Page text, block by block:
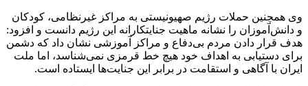
وی همچنین حملات رژیم صهیونیستی به مراکز غیرنظامی، کودکان
و دانش‌آموزان را نشانه ماهیت جنایتکارانه این رژیم دانست و افزود:
هدف قرار دادن مردم بی‌دفاع و مراکز آموزشی نشان داد که دشمن
برای دستیابی به اهداف خود هیچ خط قرمزی نمی‌شناسد، اما ملت
ایران با آگاهی و استقامت در برابر این جنایت‌ها ایستاده است.